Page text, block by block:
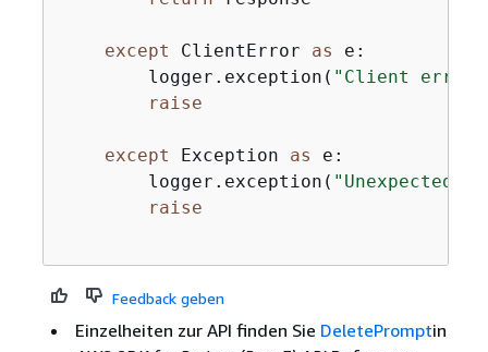
except ClientError as e:
        logger.exception(
"Client error
raise
except Exception as e:
        logger.exception(
"Unexpected
raise
Feedback geben
Einzelheiten zur API finden Sie DeletePromptin